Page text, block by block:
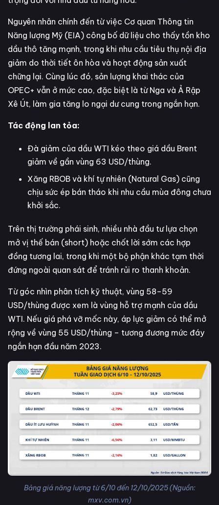
Nguyên nhân chính đến từ việc Cơ quan Thông tin
Năng lượng Mỹ (EIA) công bố dữ liệu cho thấy tồn kho
dầu thô tăng mạnh, trong khi nhu cầu tiêu thụ nội địa
giảm do thời tiết ôn hòa và hoạt động sản xuất
chững lại. Cùng lúc đó, sản lượng khai thác của
OPEC+ vẫn ở mức cao, đặc biệt là từ Nga và Ả Rập
Xê Út, làm gia tăng lo ngại dư cung trong ngắn hạn.
Tác động lan tỏa:
Đà giảm của dầu WTI kéo theo giá dầu Brent
giảm về gần vùng 63 USD/thùng.
Xăng RBOB và khí tự nhiên (Natural Gas) cũng
chịu sức ép bán tháo khi nhu cầu mùa đông chưa
khởi sắc.
Trên thị trường phái sinh, nhiều nhà đầu tư lựa chọn
mở vị thế bán (short) hoặc chốt lời sớm các hợp
đồng tương lai, trong khi một bộ phận khác tạm thời
đứng ngoài quan sát để tránh rủi ro thanh khoản.
Từ góc nhìn phân tích kỹ thuật, vùng 58–59
USD/thùng được xem là vùng hỗ trợ mạnh của dầu
WTI. Nếu giá phá vỡ mốc này, áp lực giảm có thể mở
rộng về vùng 55 USD/thùng – tương đương mức đáy
ngắn hạn đầu năm 2023.
Bảng giá năng lượng từ 6/10 đến 12/10/2025 (Nguồn:
mxv.com.vn)